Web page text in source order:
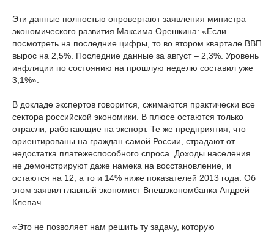
Эти данные полностью опровергают заявления министра
экономического развития Максима Орешкина: «Если
посмотреть на последние цифры, то во втором квартале ВВП
вырос на 2,5%. Последние данные за август – 2,3%. Уровень
инфляции по состоянию на прошлую неделю составил уже
3,1%».
В докладе экспертов говорится, сжимаются практически все
сектора российской экономики. В плюсе остаются только
отрасли, работающие на экспорт. Те же предприятия, что
ориентированы на граждан самой России, страдают от
недостатка платежеспособного спроса. Доходы населения
не демонстрируют даже намека на восстановление, и
остаются на 12, а то и 14% ниже показателей 2013 года. Об
этом заявил главный экономист Внешэкономбанка Андрей
Клепач.
«Это не позволяет нам решить ту задачу, которую